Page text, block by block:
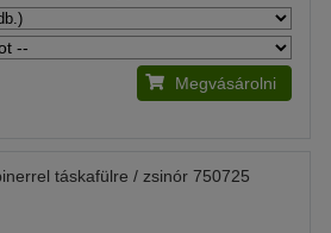
Megvásárolni
táskafülre / zsinór 750725